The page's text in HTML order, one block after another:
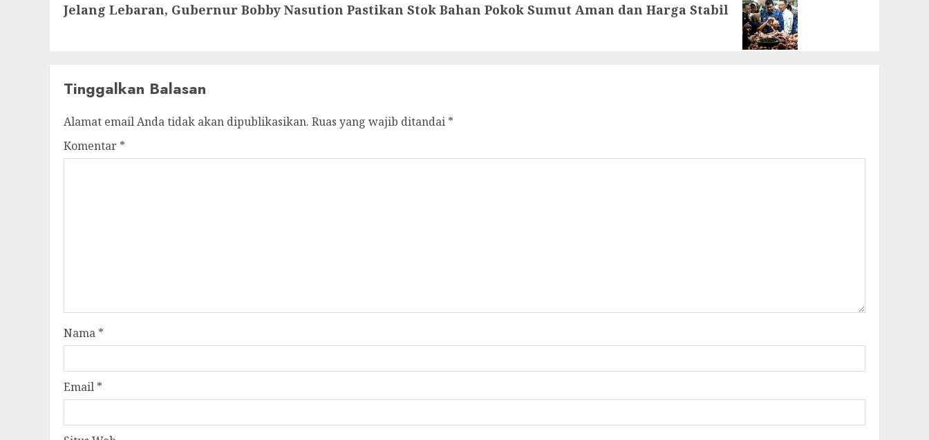
post:
Jelang Lebaran, Gubernur Bobby Nasution Pastikan Stok Bahan Pokok Sumut Aman dan Harga Stabil
Tinggalkan Balasan
Alamat email Anda tidak akan dipublikasikan. Ruas yang wajib ditandai *
Komentar *
Nama *
Email *